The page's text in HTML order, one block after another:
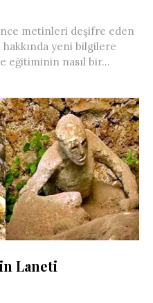
metinleri deşifre eden
hakkında yeni bilgilere
eğitiminin nasıl bir...
Laneti